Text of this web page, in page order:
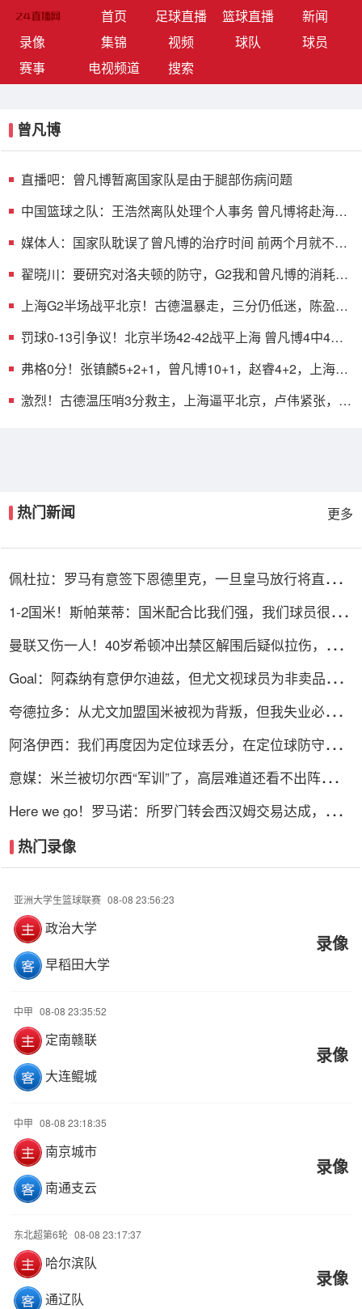
首页(current)足球直播 篮球直播
新闻
录像
集锦 视频 球队
球员
赛事
电视频道 搜索
曾凡博
直播吧：曾凡博暂离国家队是由于腿部伤病问题
中国篮球之队：王浩然离队处理个人事务 曾凡博将赴海外
媒体人：国家队耽误了曾凡博的治疗时间 前两个月就不该
翟晓川：要研究对洛夫顿的防守，G2我和曾凡博的消耗效
上海G2半场战平北京！古德温暴走，三分仍低迷，陈盈骏
罚球0-13引争议！北京半场42-42战平上海 曾凡博4中4轰
弗格0分！张镇麟5+2+1，曾凡博10+1，赵睿4+2，上海北
激烈！古德温压哨3分救主，上海逼平北京，卢伟紧张，曾
热门新闻 更多
佩杜拉：罗马有意签下恩德里克，一旦皇马放行将直接加
1-2国米！斯帕莱蒂：国米配合比我们强，我们球员很棒
曼联又伤一人！40岁希顿冲出禁区解围后疑似拉伤，被换
Goal：阿森纳有意伊尔迪兹，但尤文视球员为非卖品，除
夸德拉多：从尤文加盟国米被视为背叛，但我失业必须寻
阿洛伊西：我们再度因为定位球丢分，在定位球防守上犯
意媒：米兰被切尔西“军训”了，高层难道还看不出阵容短
Here we go！罗马诺：所罗门转会西汉姆交易达成，总价
热门录像
亚洲大学生篮球联赛 08-08 23:56:23
政治大学
早稻田大学
录像
中甲 08-08 23:35:52
定南赣联
大连鲲城
录像
中甲 08-08 23:18:35
南京城市
南通支云
录像
东北超第6轮 08-08 23:17:37
哈尔滨队
通辽队
录像